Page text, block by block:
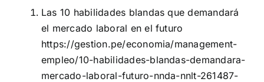
Las 10 habilidades blandas que demandará
el mercado laboral en el futuro
https://gestion.pe/economia/management-
empleo/10-habilidades-blandas-demandara-
mercado-laboral-futuro-nnda-nnlt-261487-